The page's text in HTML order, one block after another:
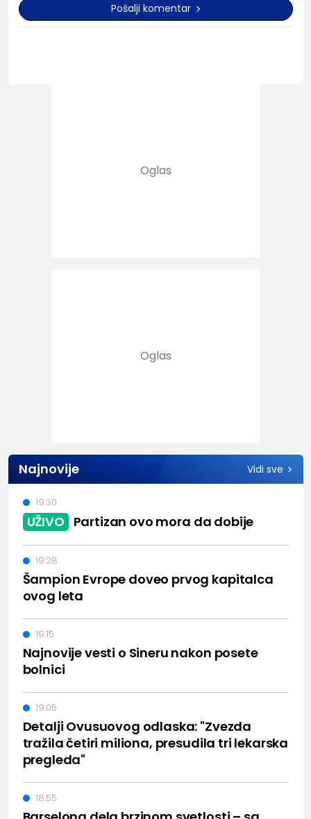
Pošalji komentar
Najnovije Vidi sve
UŽIVO Partizan ovo mora da dobije
19:30
Šampion Evrope doveo prvog kapitalca
ovog leta
19:28
Najnovije vesti o Sineru nakon posete
bolnici
19:15
Detalji Ovusuovog odlaska: "Zvezda
tražila četiri miliona, presudila tri lekarska
pregleda"
19:05
18:55